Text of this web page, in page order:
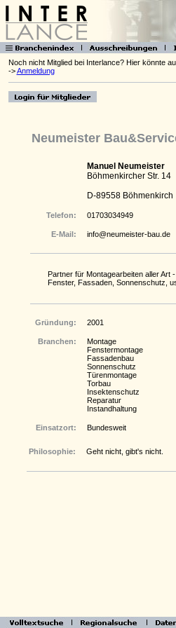
Noch nicht Mitglied bei Interlance? Hier könnte
->Anmeldung
Neumeister
Manuel Neumeister
Böhmenkircher Str. 14
D-89558 Böhmenkirch
Telefon: 01703034949
E-Mail: info@neumeister-bau.de
Partner für Montagearbeiten aller Art
Fenster, Fassaden, Sonnenschutz,
Gründung: 2001
Branchen:
Montage
Fenstermontage
Fassadenbau
Sonnenschutz
Türenmontage
Torbau
Insektenschutz
Reparatur
Instandhaltung
Einsatzort: Bundesweit
Philosophie: Geht nicht, gibt's nicht.